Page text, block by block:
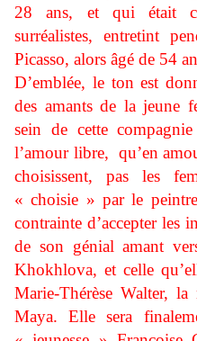
28 ans, et qui était
surréalistes, entretint
Picasso, alors âgé de 54
D’emblée, le ton est
des amants de la jeune
sein de cette
l’amour libre, qu’en
choisissent, pas les
« choisie » par le
contrainte d’accepter les
de son génial amant
Khokhlova, et celle
Marie-Thérèse Walter,
Maya. Elle sera